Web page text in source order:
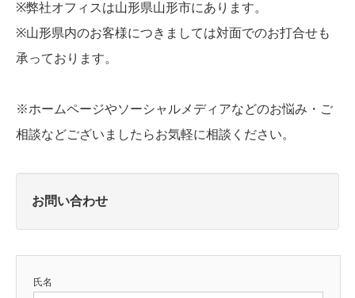
※弊社オフィスは山形県山形市にあります。
※山形県内のお客様につきましては対面でのお打合せも
承っております。
※ホームページやソーシャルメディアなどのお悩み・ご
相談などございましたらお気軽に相談ください。
お問い合わせ
氏名